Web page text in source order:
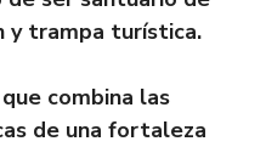
a
e
sk
y
p
y
Li
n
m
p
ar
tir
y trampa turística.
combina las
de una fortaleza